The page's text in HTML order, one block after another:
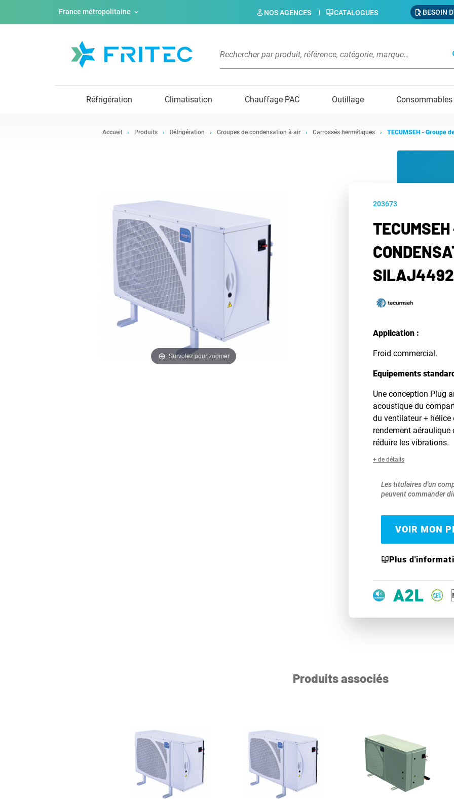
France métropolitaine NOS AGENCES CATALOGUES BESOIN
Réfrigération Climatisation Chauffage PAC Outillage Consommables
Accueil Produits Réfrigération Groupes de condensation à air Carrossés hermétiques TECUMSEH - Groupe
Survolez pour zoomer
203673
TECUMSEH
Application :
Froid commercial.
Equipements standard
Une conception Plug
acoustique du
du ventilateur +
rendement aéraulique
réduire les vibrations.
+ de détails
Les titulaires d'un
peuvent commander
VOIR MON
Plus
Produits associés